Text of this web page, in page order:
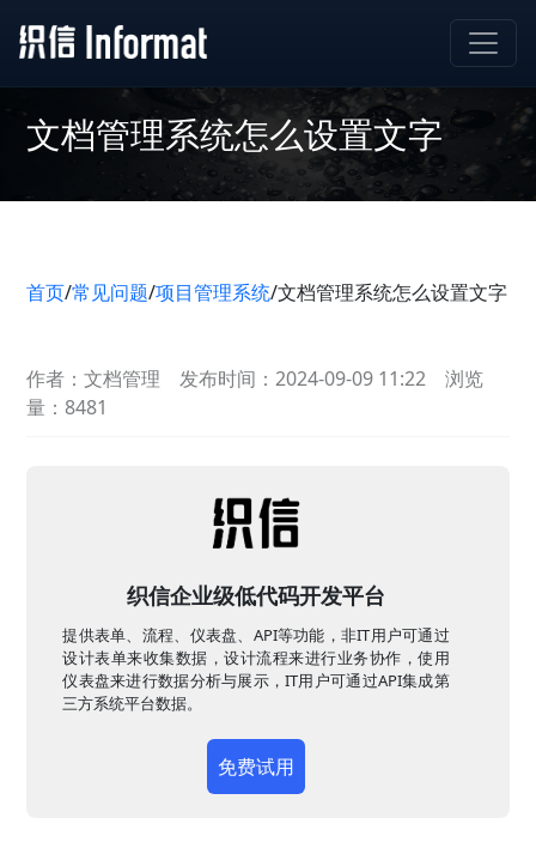
文档管理系统怎么设置文字
首页/常见问题/项目管理系统/文档管理系统怎么设置文字
作者：文档管理 发布时间：2024-09-09 11:22
浏览
量：8481
织信企业级低代码开发平台
提供表单、流程、仪表盘、API等功能，非IT用户可通过
设计表单来收集数据，设计流程来进行业务协作，使用
仪表盘来进行数据分析与展示，IT用户可通过API集成第
三方系统平台数据。
免费试用